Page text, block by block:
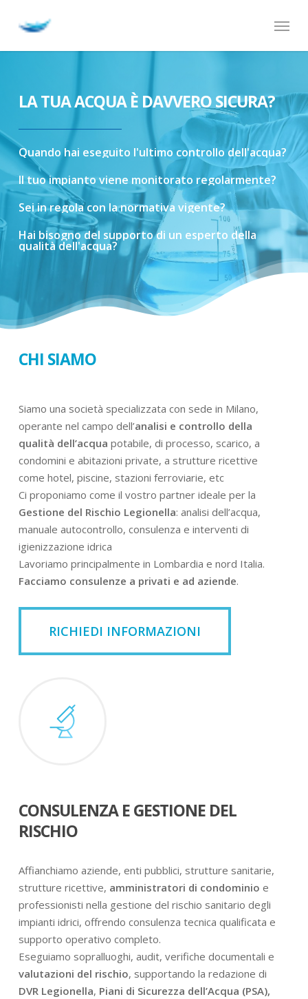
Menu
LA TUA ACQUA È DAVVERO SICURA?
Quando hai eseguito l'ultimo controllo dell'acqua?
Il tuoimpianto viene monitorato regolarmente?
Seiinregola con lanormativa vigente?
Hai bisognodel supportodi un esperto della
qualitàdell'acqua?
CHI SIAMO
Siamo una società specializzata con sede in Milano,
operante nel campo dell’analisi e controllo della
qualità dell’acqua potabile, di processo, scarico, a
condomini e abitazioni private, a strutture ricettive
come hotel, piscine, stazioni ferroviarie, etc
Ci proponiamo come il vostro partner ideale per la
Gestione del Rischio Legionella: analisi dell’acqua,
manuale autocontrollo, consulenza e interventi di
igienizzazione idrica
Lavoriamo principalmente in Lombardia e nord Italia.
Facciamo consulenze a privati e ad aziende.
RICHIEDI INFORMAZIONI
CONSULENZA E GESTIONE DEL
RISCHIO
Affianchiamo aziende, enti pubblici, strutture sanitarie,
strutture ricettive, amministratori di condominio e
professionisti nella gestione del rischio sanitario degli
impianti idrici, offrendo consulenza tecnica qualificata e
supporto operativo completo.
Eseguiamo sopralluoghi, audit, verifiche documentali e
valutazioni del rischio, supportando la redazione di
DVR Legionella, Piani di Sicurezza dell’Acqua (PSA),